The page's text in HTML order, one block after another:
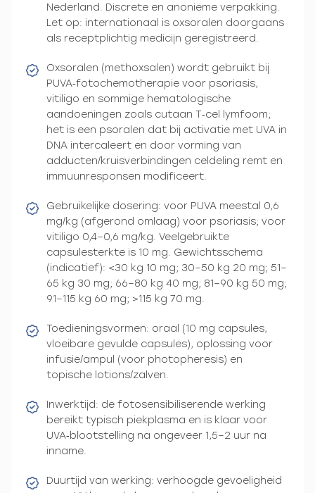
Nederland. Discrete en anonieme verpakking.
Let op: internationaal is oxsoralen doorgaans
als receptplichtig medicijn geregistreerd.
Oxsoralen (methoxsalen) wordt gebruikt bij
PUVA‑fotochemotherapie voor psoriasis,
vitiligo en sommige hematologische
aandoeningen zoals cutaan T‑cel lymfoom;
het is een psoralen dat bij activatie met UVA in
DNA intercaleert en door vorming van
adducten/kruisverbindingen celdeling remt en
immuunresponsen modificeert.
Gebruikelijke dosering: voor PUVA meestal 0,6
mg/kg (afgerond omlaag) voor psoriasis; voor
vitiligo 0,4–0,6 mg/kg. Veelgebruikte
capsulesterkte is 10 mg. Gewichtsschema
(indicatief): <30 kg 10 mg; 30–50 kg 20 mg; 51–
65 kg 30 mg; 66–80 kg 40 mg; 81–90 kg 50 mg;
91–115 kg 60 mg; >115 kg 70 mg.
Toedieningsvormen: oraal (10 mg capsules,
vloeibare gevulde capsules), oplossing voor
infusie/ampul (voor photopheresis) en
topische lotions/zalven.
Inwerktijd: de fotosensibiliserende werking
bereikt typisch piekplasma en is klaar voor
UVA‑blootstelling na ongeveer 1,5–2 uur na
inname.
Duurtijd van werking: verhoogde gevoeligheid